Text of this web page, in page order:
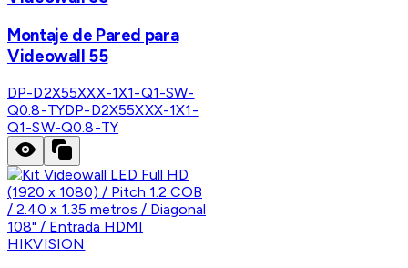
Montaje de Pared para
Videowall 55
DP-D2X55XXX-1X1-Q1-SW-
Q0.8-TYDP-D2X55XXX-1X1-
Q1-SW-Q0.8-TY
HIKVISION